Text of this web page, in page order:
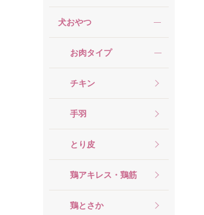
犬おやつ
お肉タイプ
チキン
手羽
とり皮
鶏アキレス・鶏筋
鶏とさか